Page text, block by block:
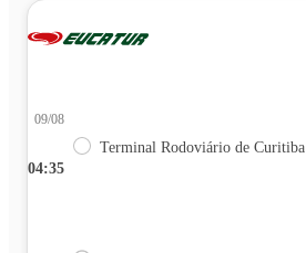
04:35
09/08
Terminal Rodoviário de Curitiba